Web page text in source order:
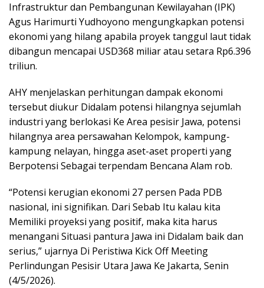
Infrastruktur dan Pembangunan Kewilayahan (IPK)
Agus Harimurti Yudhoyono mengungkapkan potensi
ekonomi yang hilang apabila proyek tanggul laut tidak
dibangun mencapai USD368 miliar atau setara Rp6.396
triliun.
AHY menjelaskan perhitungan dampak ekonomi
tersebut diukur Didalam potensi hilangnya sejumlah
industri yang berlokasi Ke Area pesisir Jawa, potensi
hilangnya area persawahan Kelompok, kampung-
kampung nelayan, hingga aset-aset properti yang
Berpotensi Sebagai terpendam Bencana Alam rob.
“Potensi kerugian ekonomi 27 persen Pada PDB
nasional, ini signifikan. Dari Sebab Itu kalau kita
Memiliki proyeksi yang positif, maka kita harus
menangani Situasi pantura Jawa ini Didalam baik dan
serius,” ujarnya Di Peristiwa Kick Off Meeting
Perlindungan Pesisir Utara Jawa Ke Jakarta, Senin
(4/5/2026).